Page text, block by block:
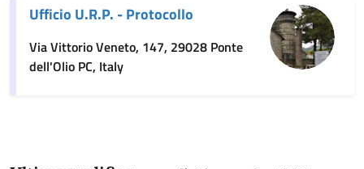
Ufficio U.R.P. - Protocollo
Via Vittorio Veneto, 147, 29028 Ponte
dell'Olio PC, Italy